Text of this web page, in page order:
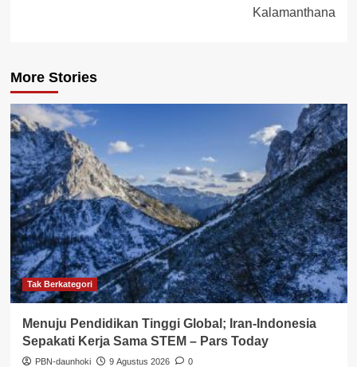
Kalamanthana
More Stories
Tak Berkategori
Menuju Pendidikan Tinggi Global; Iran-Indonesia
Sepakati Kerja Sama STEM – Pars Today
PBN-daunhoki 9 Agustus 2026 0